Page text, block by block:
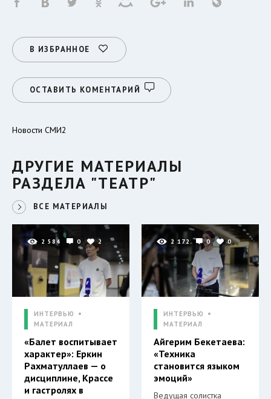
В ИЗБРАННОЕ
ОСТАВИТЬ КОМЕНТАРИЙ
Новости СМИ2
ДРУГИЕ МАТЕРИАЛЫ
РАЗДЕЛА "ТЕАТР"
ВСЕ МАТЕРИАЛЫ
2 584 0 2
ИНТЕРВЬЮ
МАТЕРИАЛ
«Балет воспитывает
характер»: Еркин
Рахматуллаев — о
дисциплине, Крассе
и гастролях в
2 172 0 0
ИНТЕРВЬЮ
МАТЕРИАЛ
Айгерим Бекетаева:
«Техника
становится языком
эмоций»
Ведущая солистка